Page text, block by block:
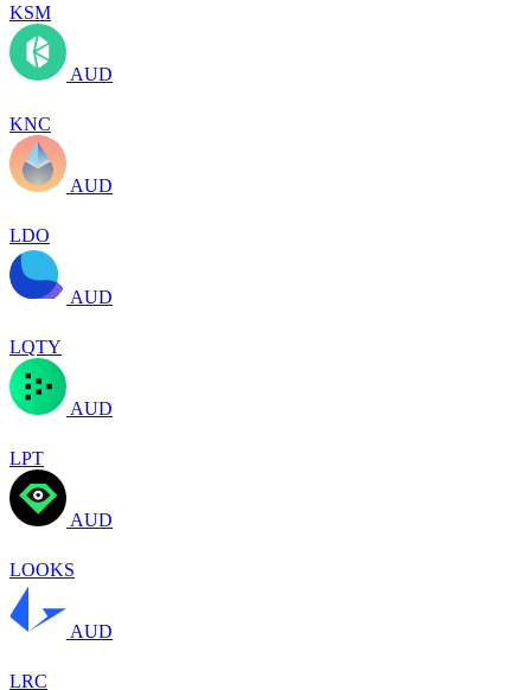
KSM
AUD
KNC
AUD
LDO
AUD
LQTY
AUD
LPT
AUD
LOOKS
AUD
LRC